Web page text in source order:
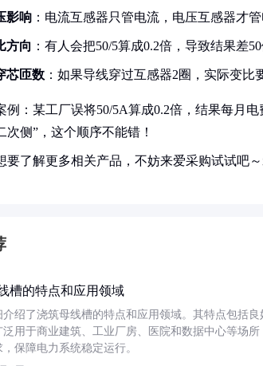
影响 ：电流互感器只管电流，电压互感器才
方向 ：有人会把50/5算成0.2倍，导致结果差
芯匝数 ：如果导线穿过互感器2圈，实际变比
例：某工厂误将50/5A算成0.2倍，结果每月
次侧”，这个顺序不能错！
要了解更多相关产品，不妨来爱采购试试吧
槽的特点和应用领域
介绍了浇筑母线槽的特点和应用领域。其特点包括
泛用于商业建筑、工业厂房、医院和数据中心等场
保障电力系统稳定运行。